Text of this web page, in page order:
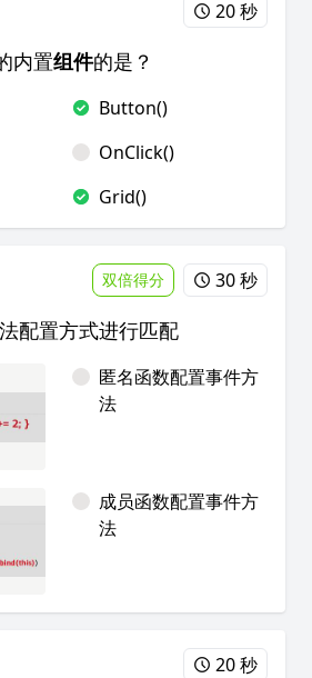
20 秒
内置组件的是？
Button()
OnClick()
Grid()
双倍得分 30 秒
配置方式进行匹配
匿名函数配置事件方
法
成员函数配置事件方
法
20 秒